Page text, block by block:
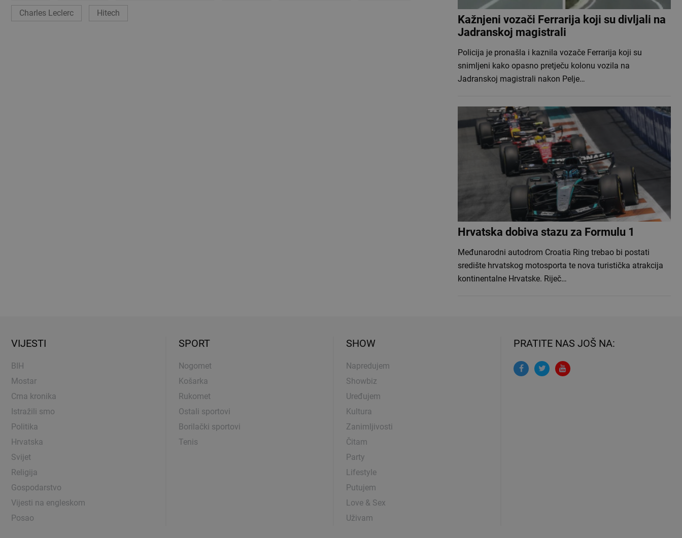
Charles Leclerc Hitech
Kažnjeni vozači Ferrarija koji su divljali na
Jadranskoj magistrali
Policija je pronašla i kaznila vozače Ferrarija koji su
snimljeni kako opasno pretječu kolonu vozila na
Jadranskoj magistrali nakon Pelje…
Hrvatska dobiva stazu za Formulu 1
Međunarodni autodrom Croatia Ring trebao bi postati
središte hrvatskog motosporta te nova turistička atrakcija
kontinentalne Hrvatske. Riječ…
VIJESTI
BIH
Mostar
Crna kronika
Istražili smo
Politika
Hrvatska
Svijet
Religija
Gospodarstvo
Vijesti na engleskom
Posao
SPORT
Nogomet
Košarka
Rukomet
Ostali sportovi
Borilački sportovi
Tenis
SHOW
Napredujem
Showbiz
Uređujem
Kultura
Zanimljivosti
Čitam
Party
Lifestyle
Putujem
Love & Sex
Uživam
PRATITE NAS JOŠ NA: